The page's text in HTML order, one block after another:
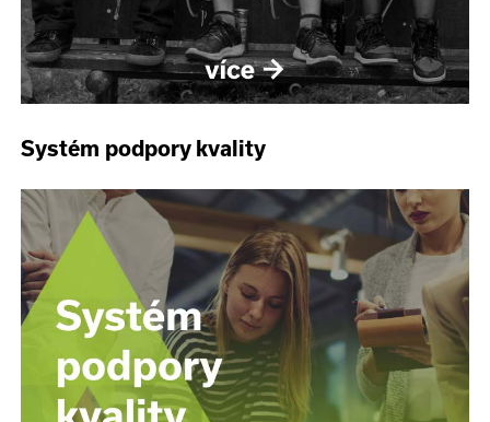
Systém podpory kvality